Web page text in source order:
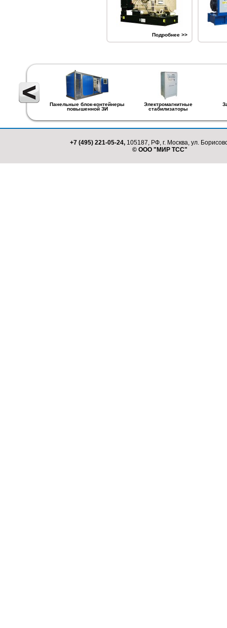
Подробнее >>
Панельные блок-контейнеры
повышенной ЗИ
Электромагнитные
стабилизаторы
+7 (495) 221-05-24, 105187, РФ, г. Москва, ул.
© ООО "МИР ТСС"